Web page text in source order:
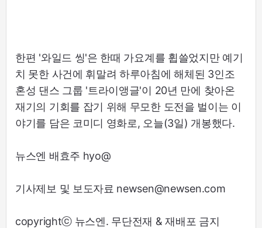
한편 '와일드 씽'은 한때 가요계를 휩쓸었지만 예기
치 못한 사건에 휘말려 하루아침에 해체된 3인조
혼성 댄스 그룹 '트라이앵글'이 20년 만에 찾아온
재기의 기회를 잡기 위해 무모한 도전을 벌이는 이
야기를 담은 코미디 영화로, 오늘(3일) 개봉했다.
뉴스엔 배효주 hyo@
기사제보 및 보도자료 newsen@newsen.com
copyrightⓒ 뉴스엔. 무단전재 & 재배포 금지